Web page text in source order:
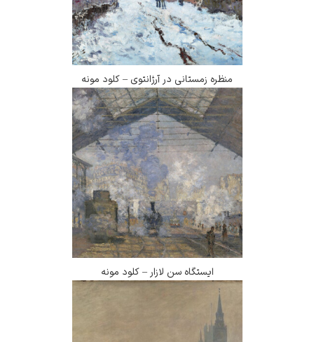
زمستانی در آرژانتوی – کلود مونه
ایستگاه سن لازار – کلود مونه